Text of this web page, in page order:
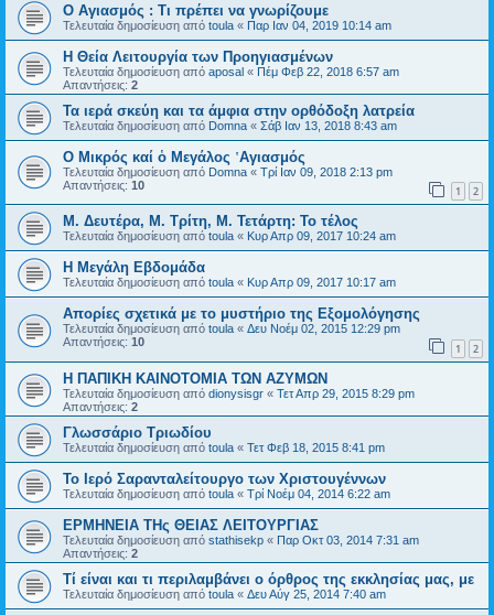
Ο Αγιασμός : Τι πρέπει να γνωρίζουμε
Τελευταία δημοσίευση από toula « Παρ Ιαν 04, 2019 10:14 am
Η Θεία Λειτουργία των Προηγιασμένων
Τελευταία δημοσίευση από aposal « Πέμ Φεβ 22, 2018 6:57 am
Απαντήσεις: 2
Τα ιερά σκεύη και τα άμφια στην ορθόδοξη λατρεία
Τελευταία δημοσίευση από Domna « Σάβ Ιαν 13, 2018 8:43 am
Ο Μικρός καί ὁ Μεγάλος ῾Αγιασμός
Τελευταία δημοσίευση από Domna « Τρί Ιαν 09, 2018 2:13 pm
Απαντήσεις: 10 1 2
Μ. Δευτέρα, Μ. Τρίτη, Μ. Τετάρτη: Το τέλος
Τελευταία δημοσίευση από toula « Κυρ Απρ 09, 2017 10:24 am
Η Μεγάλη Εβδομάδα
Τελευταία δημοσίευση από toula « Κυρ Απρ 09, 2017 10:17 am
Απορίες σχετικά με το μυστήριο της Εξομολόγησης
Τελευταία δημοσίευση από toula « Δευ Νοέμ 02, 2015 12:29 pm
Απαντήσεις: 10 1 2
Η ΠΑΠΙΚΗ ΚΑΙΝΟΤΟΜΙΑ ΤΩΝ ΑΖΥΜΩΝ
Τελευταία δημοσίευση από dionysisgr « Τετ Απρ 29, 2015 8:29 pm
Απαντήσεις: 2
Γλωσσάριο Τριωδίου
Τελευταία δημοσίευση από toula « Τετ Φεβ 18, 2015 8:41 pm
Το Ιερό Σαρανταλείτουργο των Χριστουγέννων
Τελευταία δημοσίευση από toula « Τρί Νοέμ 04, 2014 6:22 am
ΕΡΜΗΝΕΙΑ ΤΗς ΘΕΙΑΣ ΛΕΙΤΟΥΡΓΙΑΣ
Τελευταία δημοσίευση από stathisekp « Παρ Οκτ 03, 2014 7:31 am
Απαντήσεις: 2
Τί είναι και τι περιλαμβάνει ο όρθρος της εκκλησίας μας, με
Τελευταία δημοσίευση από toula « Δευ Αύγ 25, 2014 7:40 am